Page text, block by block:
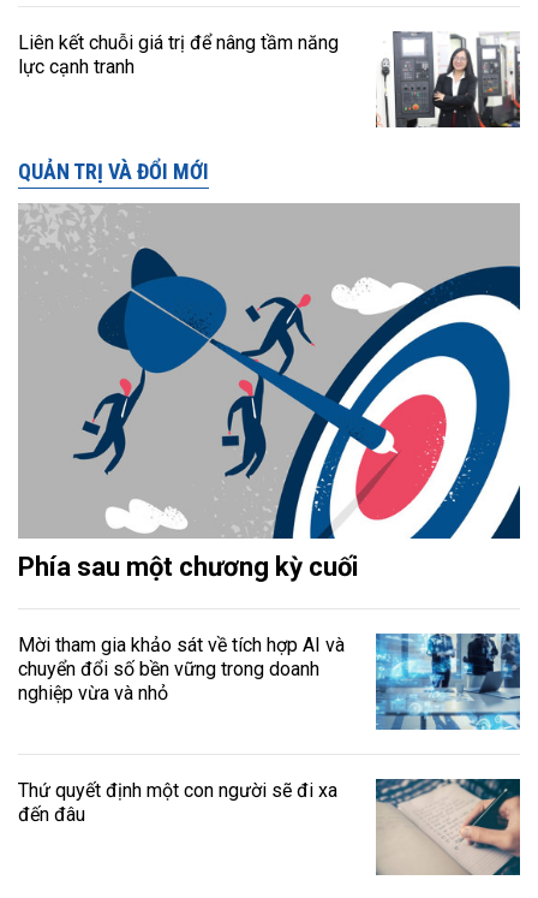
Liên kết chuỗi giá trị để nâng tầm năng
lực cạnh tranh
QUẢN TRỊ VÀ ĐỔI MỚI
Phía sau một chương kỳ cuối
Mời tham gia khảo sát về tích hợp AI và
chuyển đổi số bền vững trong doanh
nghiệp vừa và nhỏ
Thứ quyết định một con người sẽ đi xa
đến đâu